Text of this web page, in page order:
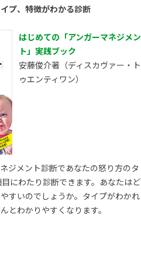
プ、特徴がわかる診断
はじめての「アンガーマネジメン
ト」実践ブック
安藤俊介著（ディスカヴァー・ト
ゥエンティワン）
ジメント診断であなたの怒り方のタ
にわたり診断できます。あなたはど
すいのでしょうか。タイプがわかれ
とわかりやすくなります。